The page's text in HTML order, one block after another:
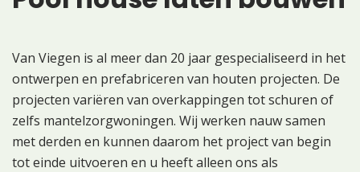
Van Viegen is al meer dan 20 jaar gespecialiseerd in het
ontwerpen en prefabriceren van houten projecten. De
projecten variëren van overkappingen tot schuren of
zelfs mantelzorgwoningen. Wij werken nauw samen
met derden en kunnen daarom het project van begin
tot einde uitvoeren en u heeft alleen ons als